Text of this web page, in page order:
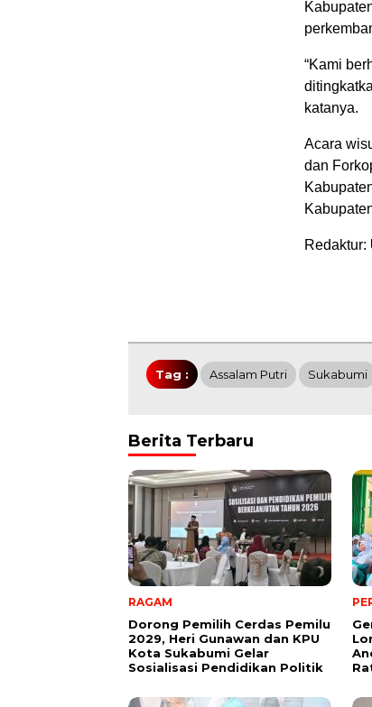
“Kami
katanya.
Acara
dan
Redaktur:
Tag : Assalam Putri Sukabumi
Berita Terbaru
RAGAM
Dorong Pemilih Cerdas Pemilu
2029, Heri Gunawan dan KPU
Kota Sukabumi Gelar
Sosialisasi Pendidikan Politik